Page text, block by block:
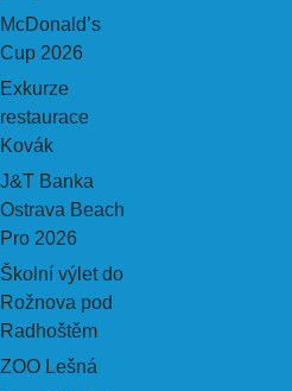
McDonald’s
Cup 2026
Exkurze
restaurace
Kovák
J&T Banka
Ostrava Beach
Pro 2026
Školní výlet do
Rožnova pod
Radhoštěm
ZOO Lešná